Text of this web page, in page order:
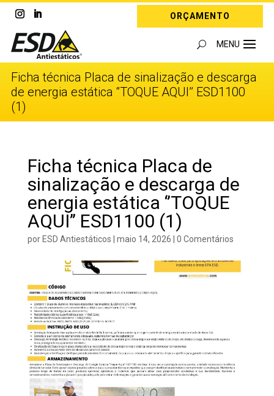
ORÇAMENTO
Ficha técnica Placa de sinalização e descarga
de energia estática ‘’TOQUE AQUI’’ ESD1100
(1)
Ficha técnica Placa de
sinalização e descarga de
energia estática ‘’TOQUE
AQUI’’ ESD1100 (1)
porESD Antiestáticos | maio 14, 2026 | 0 Comentários